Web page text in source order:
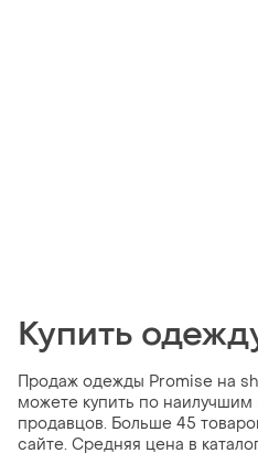
Купить
Продаж одежды Promise на
можете купить по
продавцов. Больше 45
сайте. Средняя цена в